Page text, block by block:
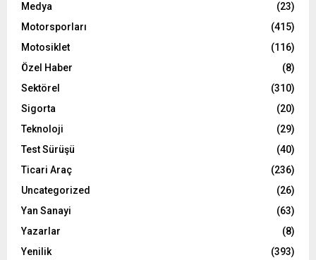
Medya
(23)
Motorsporları
(415)
Motosiklet
(116)
Özel Haber
(8)
Sektörel
(310)
Sigorta
(20)
Teknoloji
(29)
Test Sürüşü
(40)
Ticari Araç
(236)
Uncategorized
(26)
Yan Sanayi
(63)
Yazarlar
(8)
Yenilik
(393)